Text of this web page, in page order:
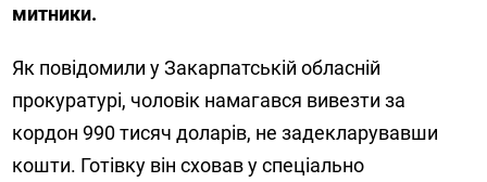
митники.
Як повідомили у Закарпатській обласній
прокуратурі, чоловік намагався вивезти за
кордон 990 тисяч доларів, не задекларувавши
кошти. Готівку він сховав у спеціально